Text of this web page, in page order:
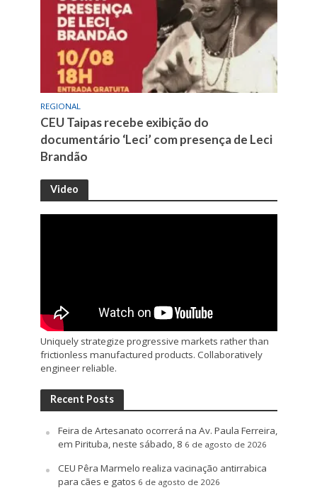
REGIONAL
CEU Taipas recebe exibição do
documentário ‘Leci’ com presença de Leci
Brandão
Video
Uniquely strategize progressive markets rather than
frictionless manufactured products. Collaboratively
engineer reliable.
Recent Posts
Feira de Artesanato ocorrerá na Av. Paula Ferreira,
em Pirituba, neste sábado, 8 6 de agosto de 2026
CEU Pêra Marmelo realiza vacinação antirrabica
para cães e gatos 6 de agosto de 2026